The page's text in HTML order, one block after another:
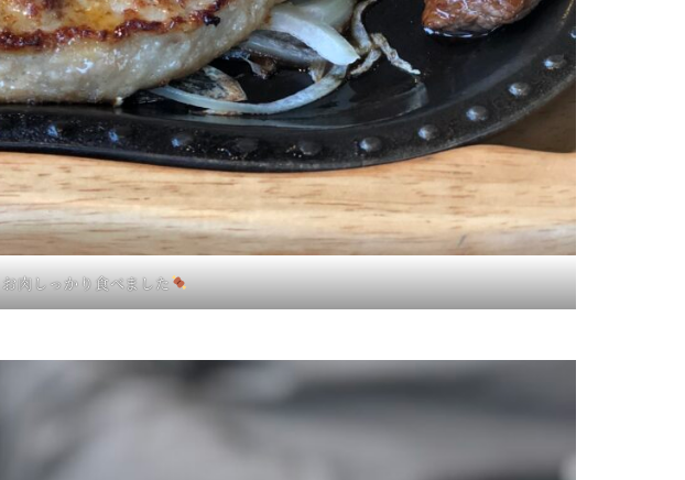
お肉しっかり食べました